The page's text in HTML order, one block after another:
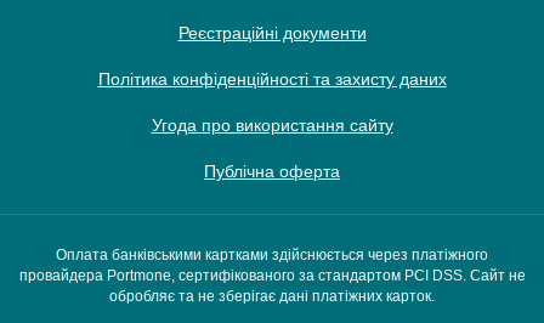
Реєстраційні документи
Політика конфіденційності та захисту даних
Угода про використання сайту
Публічна оферта
Оплата банківськими картками здійснюється через платіжного
провайдера Portmone, сертифікованого за стандартом PCI DSS. Сайт не
обробляє та не зберігає дані платіжних карток.